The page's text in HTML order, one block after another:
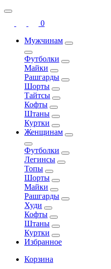
0
Мужчинам
Футболки
Майки
Рашгарды
Шорты
Тайтсы
Кофты
Штаны
Куртки
Женщинам
Футболки
Легинсы
Топы
Шорты
Майки
Рашгарды
Худи
Кофты
Штаны
Куртки
Избранное
Корзина